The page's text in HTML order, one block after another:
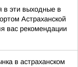
в эти выходные в
Астраханской
вас рекомендации
в астраханском